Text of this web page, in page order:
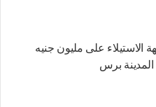
الاستيلاء على مليون جنيه
المدينة برس